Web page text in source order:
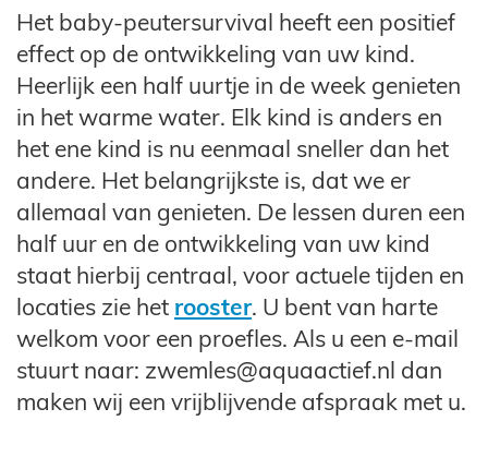
Het baby-peutersurvival heeft een positief
effect op de ontwikkeling van uw kind.
Heerlijk een half uurtje in de week genieten
in het warme water. Elk kind is anders en
het ene kind is nu eenmaal sneller dan het
andere. Het belangrijkste is, dat we er
allemaal van genieten. De lessen duren een
half uur en de ontwikkeling van uw kind
staat hierbij centraal, voor actuele tijden en
locaties zie het rooster. U bent van harte
welkom voor een proefles. Als u een e-mail
stuurt naar: zwemles@aquaactief.nl dan
maken wij een vrijblijvende afspraak met u.